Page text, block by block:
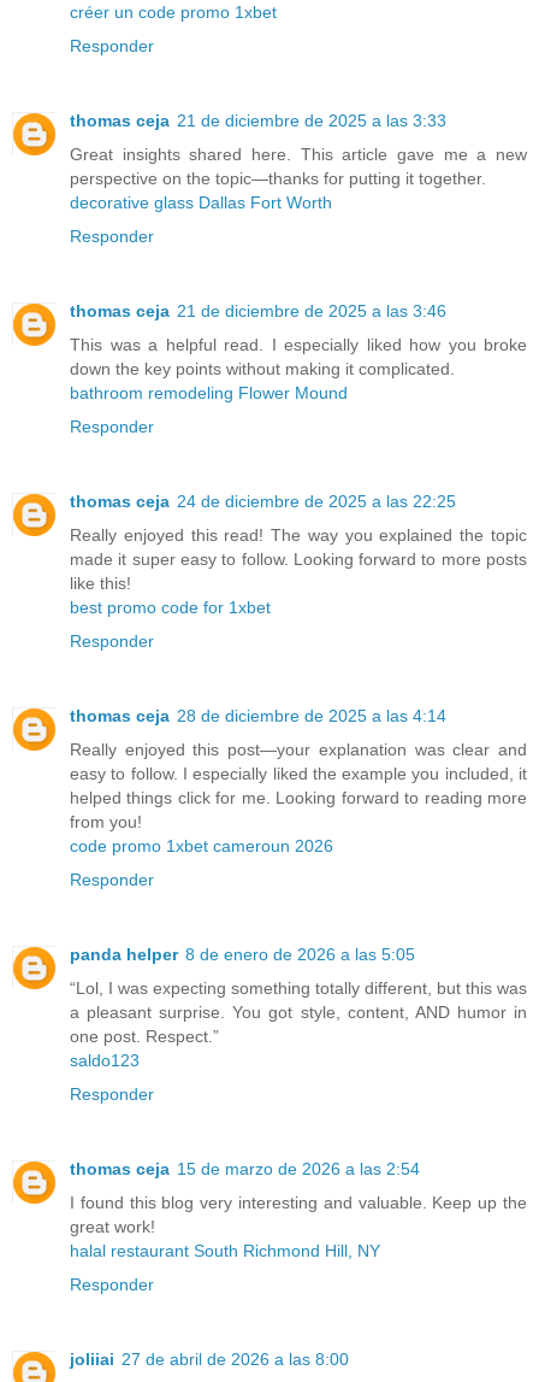
créer un code promo 1xbet
Responder
thomas ceja 21 de diciembre de 2025 a las 3:33
Great insights shared here. This article gave me a new
perspective on the topic—thanks for putting it together.
decorative glass Dallas Fort Worth
Responder
thomas ceja 21 de diciembre de 2025 a las 3:46
This was a helpful read. I especially liked how you broke
down the key points without making it complicated.
bathroom remodeling Flower Mound
Responder
thomas ceja 24 de diciembre de 2025 a las 22:25
Really enjoyed this read! The way you explained the topic
made it super easy to follow. Looking forward to more posts
like this!
best promo code for 1xbet
Responder
thomas ceja 28 de diciembre de 2025 a las 4:14
Really enjoyed this post—your explanation was clear and
easy to follow. I especially liked the example you included, it
helped things click for me. Looking forward to reading more
from you!
code promo 1xbet cameroun 2026
Responder
panda helper 8 de enero de 2026 a las 5:05
“Lol, I was expecting something totally different, but this was
a pleasant surprise. You got style, content, AND humor in
one post. Respect.”
saldo123
Responder
thomas ceja 15 de marzo de 2026 a las 2:54
I found this blog very interesting and valuable. Keep up the
great work!
halal restaurant South Richmond Hill, NY
Responder
joliiai 27 de abril de 2026 a las 8:00